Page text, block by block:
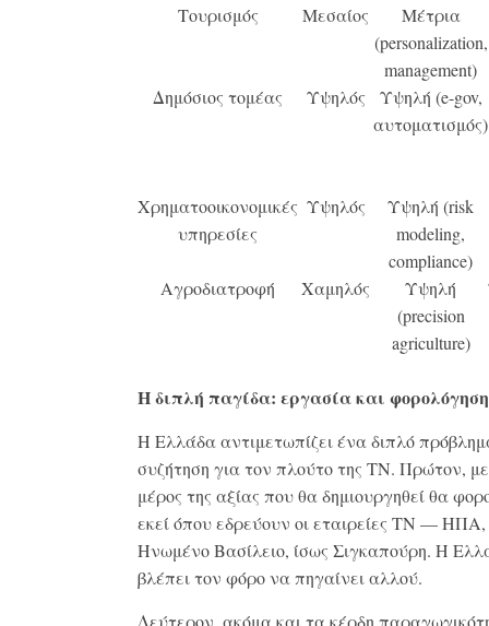
Τουρισμός Μεσαίος
Μέτρια
(personalization,
management)
Δημόσιος τομέας
Υψηλός
Υψηλή (e-gov,
αυτοματισμός)
Χρηματοοικονομικές
υπηρεσίες
Υψηλός
Υψηλή (risk
modeling,
compliance)
Αγροδιατροφή
Χαμηλός
Υψηλή
(precision
agriculture)
Η διπλή παγίδα: εργασία και φορολόγηση
Η Ελλάδα αντιμετωπίζει ένα διπλό
συζήτηση για τον πλούτο της ΤΝ. Πρώτον,
μέρος της αξίας που θα δημιουργηθεί θα
εκεί όπου εδρεύουν οι εταιρείες ΤΝ — ΗΠΑ,
Ηνωμένο Βασίλειο, ίσως Σιγκαπούρη. Η
βλέπει τον φόρο να πηγαίνει αλλού.